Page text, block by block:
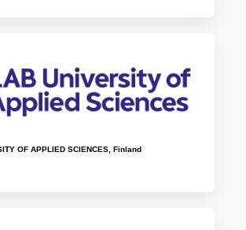
OF APPLIED SCIENCES, Finland